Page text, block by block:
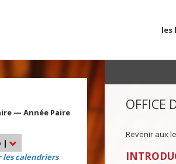
les
— Année Paire
|
les calendriers
OFFICE
Revenir aux